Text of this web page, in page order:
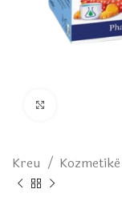
Kreu Kozmetikë